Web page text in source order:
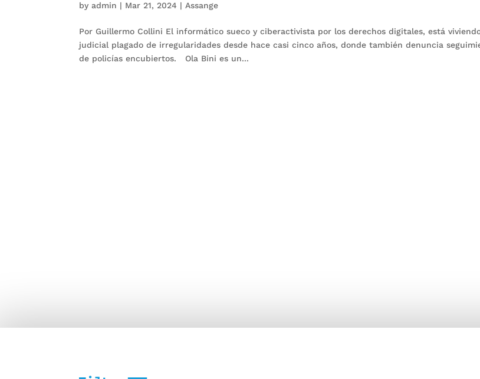
byadmin | Mar 21, 2024 |Assange
Por Guillermo Collini El informático sueco y ciberactivista por los derechos digitales, está
judicial plagado de irregularidades desde hace casi cinco años, donde también denuncia
de policías encubiertos. Ola Bini es un...